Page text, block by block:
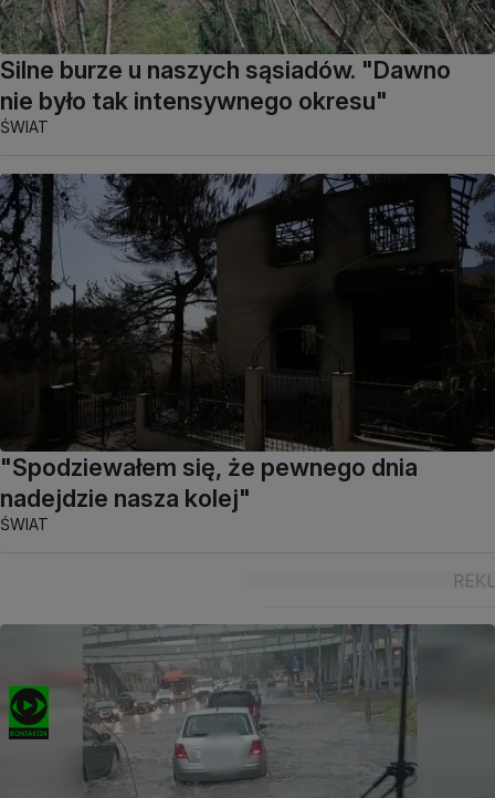
Silne burze u naszych sąsiadów. "Dawno
nie było tak intensywnego okresu"
ŚWIAT
"Spodziewałem się, że pewnego dnia
nadejdzie nasza kolej"
ŚWIAT